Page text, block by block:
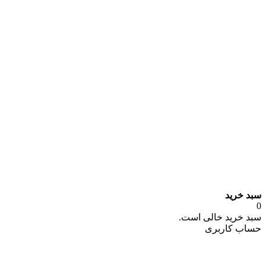
سبد خرید
0
سبد خرید خالی است.
حساب کاربری